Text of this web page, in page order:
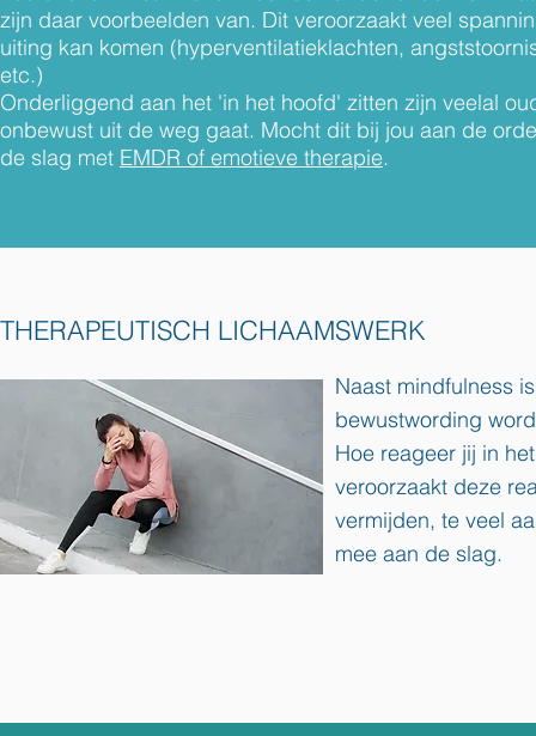
zijn daar voorbeelden van. Dit veroorzaakt veel
uiting kan komen (hyperventilatieklachten,
etc.)
Onderliggend aan het 'in het hoofd' zitten zijn veelal
onbewust uit de weg gaat. Mocht dit bij jou aan de
de slag met EMDR of emotieve therapie.
THERAPEUTISCH LICHAAMSWERK
Naast mindfulness
bewustwording
Hoe reageer jij in
veroorzaakt deze
vermijden, te veel
mee aan de slag.